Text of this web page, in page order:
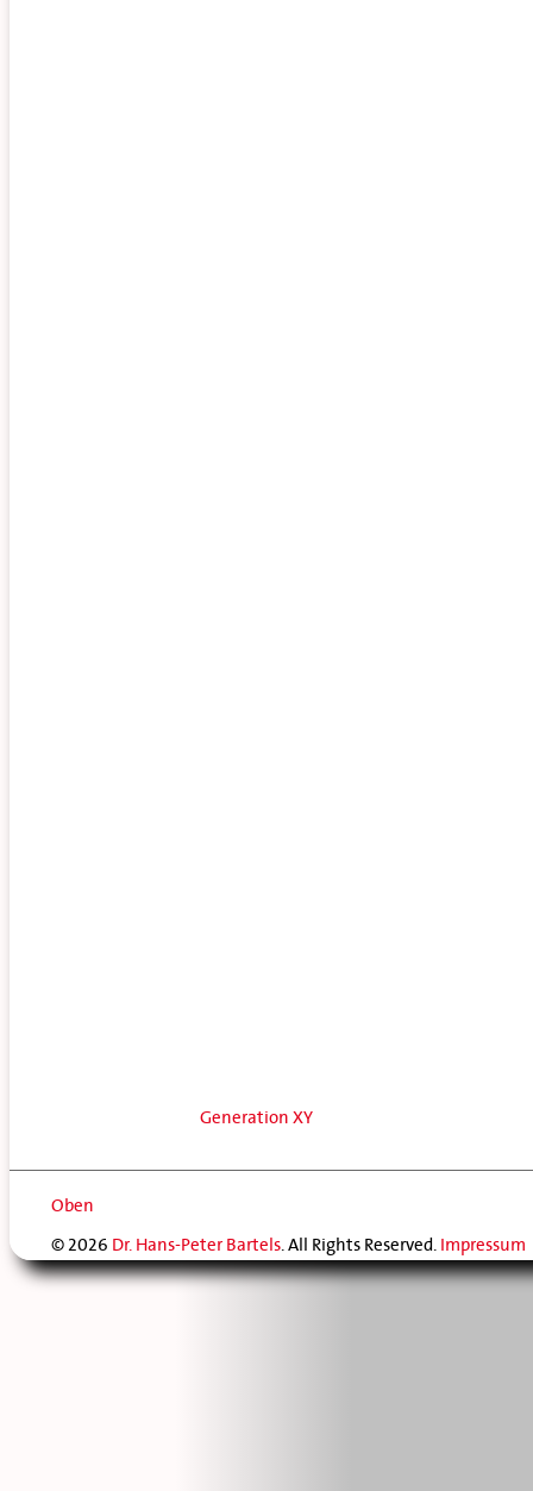
Generation XY
Oben
© 2026 Dr. Hans-Peter Bartels . All Rights Reserved. Impressum